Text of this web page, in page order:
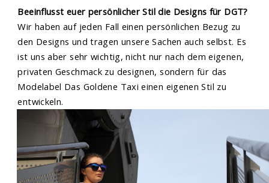
Beeinflusst euer persönlicher Stil die Designs für DGT?
Wir haben auf jeden Fall einen persönlichen Bezug zu
den Designs und tragen unsere Sachen auch selbst. Es
ist uns aber sehr wichtig, nicht nur nach dem eigenen,
privaten Geschmack zu designen, sondern für das
Modelabel Das Goldene Taxi einen eigenen Stil zu
entwickeln.